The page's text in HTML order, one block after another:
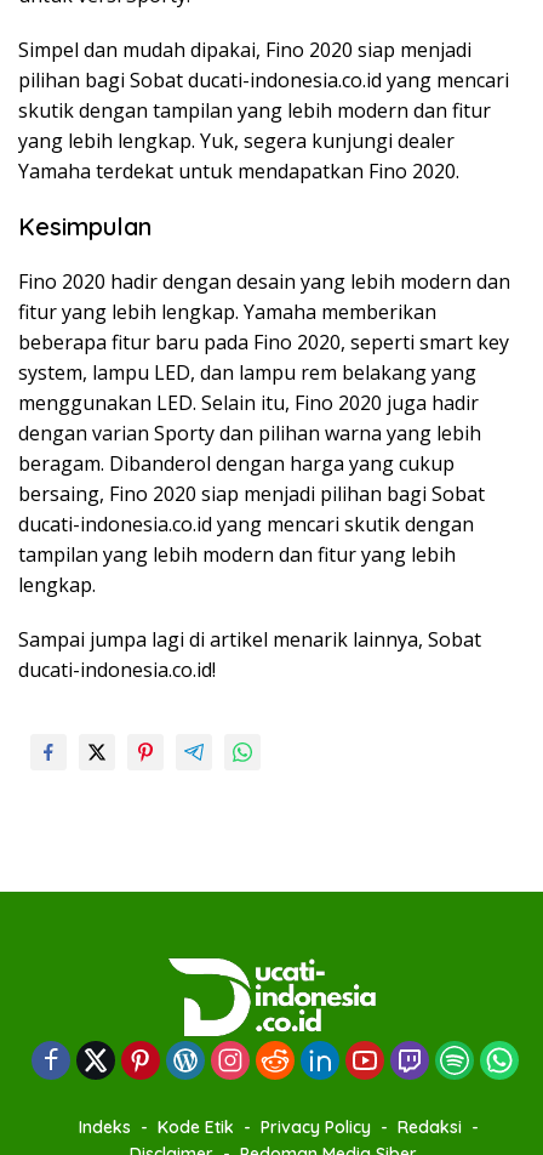
Simpel dan mudah dipakai, Fino 2020 siap menjadi
pilihan bagi Sobat ducati-indonesia.co.id yang mencari
skutik dengan tampilan yang lebih modern dan fitur
yang lebih lengkap. Yuk, segera kunjungi dealer
Yamaha terdekat untuk mendapatkan Fino 2020.
Kesimpulan
Fino 2020 hadir dengan desain yang lebih modern dan
fitur yang lebih lengkap. Yamaha memberikan
beberapa fitur baru pada Fino 2020, seperti smart key
system, lampu LED, dan lampu rem belakang yang
menggunakan LED. Selain itu, Fino 2020 juga hadir
dengan varian Sporty dan pilihan warna yang lebih
beragam. Dibanderol dengan harga yang cukup
bersaing, Fino 2020 siap menjadi pilihan bagi Sobat
ducati-indonesia.co.id yang mencari skutik dengan
tampilan yang lebih modern dan fitur yang lebih
lengkap.
Sampai jumpa lagi di artikel menarik lainnya, Sobat
ducati-indonesia.co.id!
Indeks Kode Etik Privacy Policy
Redaksi